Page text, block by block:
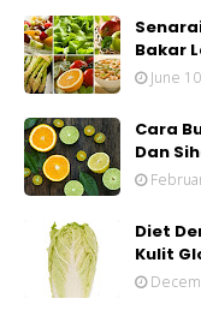
Bakar
June
Cara
Dan
Diet
Kulit